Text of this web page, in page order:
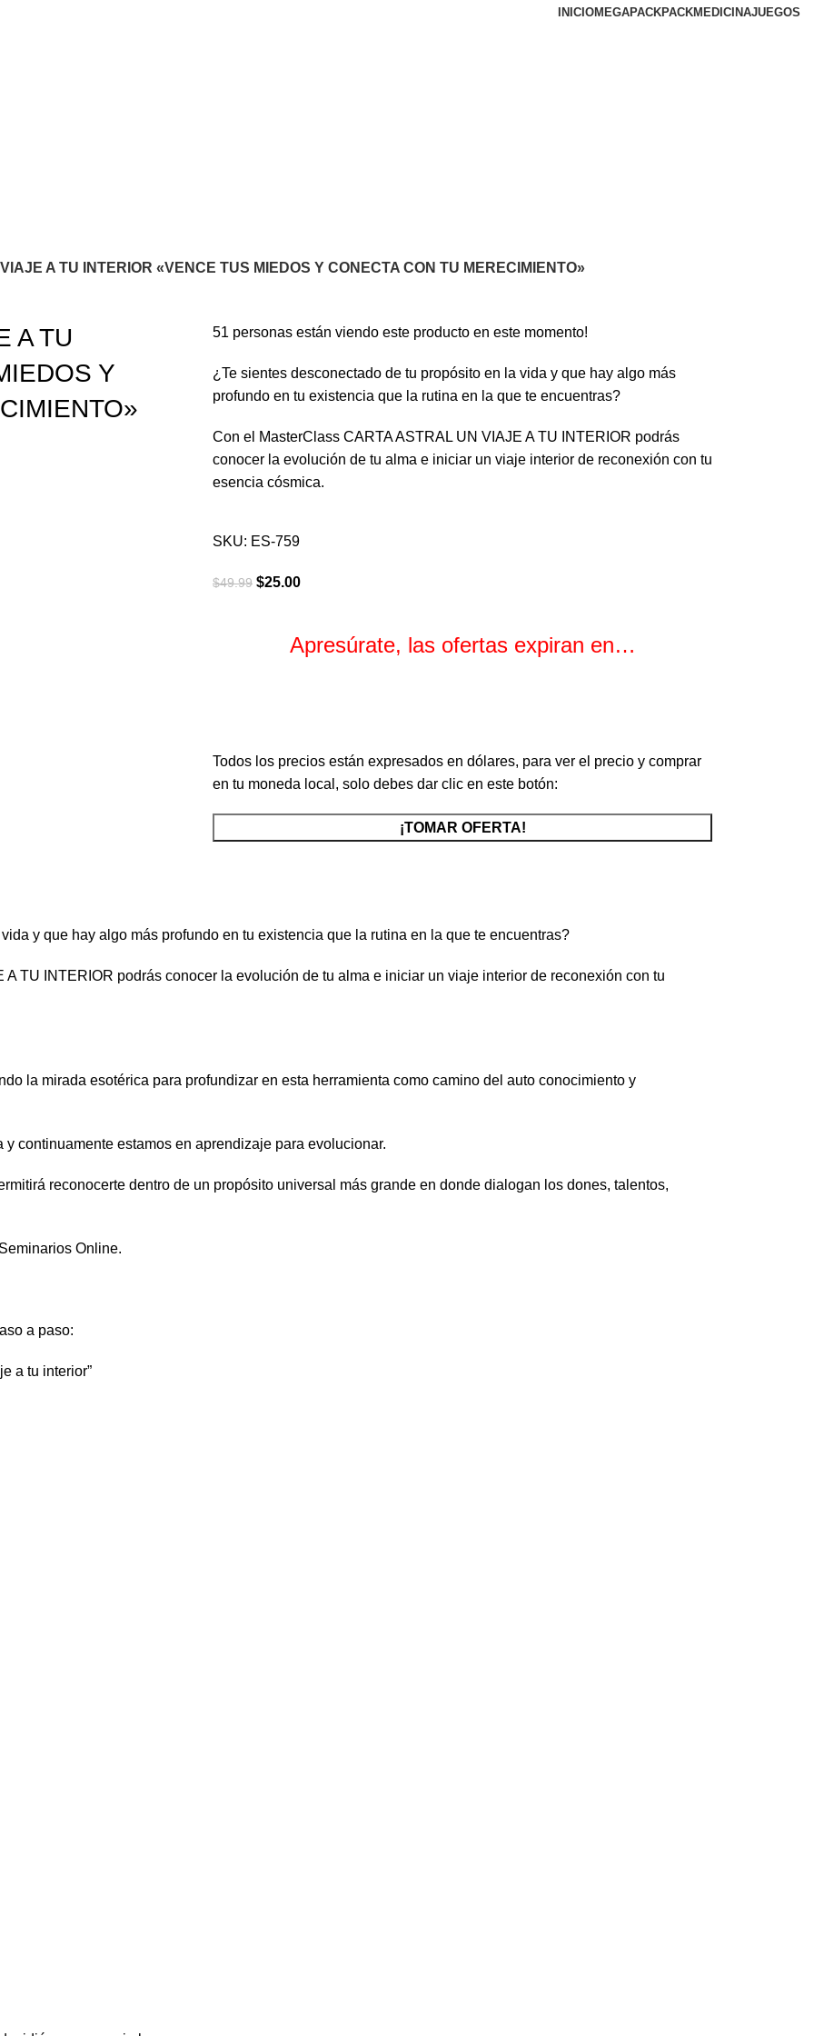
INICIOMEGAPACKPACKMEDICINAJUEGOS
A TU INTERIOR «VENCE TUS MIEDOS Y CONECTA CON TU MERECIMIENTO»
A TU
Y
51 personas están viendo este producto en este momento!
¿Te sientes desconectado de tu propósito en la vida y que hay algo más
profundo en tu existencia que la rutina en la que te encuentras?
Con el MasterClass CARTA ASTRAL UN VIAJE A TU INTERIOR podrás
conocer la evolución de tu alma e iniciar un viaje interior de reconexión con tu
esencia cósmica.
SKU: ES-759
$49.99 $25.00
Apresúrate, las ofertas expiran en…
Todos los precios están expresados en dólares, para ver el precio y comprar
en tu moneda local, solo debes dar clic en este botón:
¡TOMAR OFERTA!
y que hay algo más profundo en tu existencia que la rutina en la que te encuentras?
TU INTERIOR podrás conocer la evolución de tu alma e iniciar un viaje interior de reconexión con tu
la mirada esotérica para profundizar en esta herramienta como camino del auto conocimiento y
continuamente estamos en aprendizaje para evolucionar.
reconocerte dentro de un propósito universal más grande en donde dialogan los dones, talentos,
Online.
a paso:
a tu interior”